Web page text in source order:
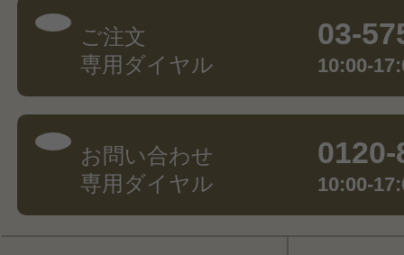
ご注文
専用ダイヤル
03-
10:00-
お問い合わせ
専用ダイヤル
10:00-